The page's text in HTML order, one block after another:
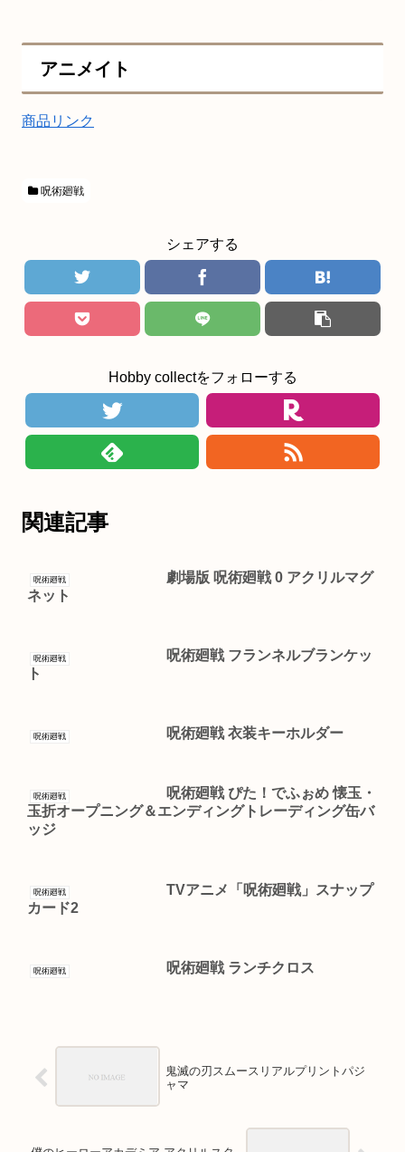
アニメイト
商品リンク
呪術廻戦
シェアする
Hobby collectをフォローする
関連記事
呪術廻戦
劇場版 呪術廻戦 0 アクリルマグ
ネット
呪術廻戦
呪術廻戦 フランネルブランケッ
ト
呪術廻戦 呪術廻戦 衣装キーホルダー
呪術廻戦
呪術廻戦 ぴた！でふぉめ 懐玉・
玉折オープニング＆エンディングトレーディング缶バ
ッジ
呪術廻戦
TVアニメ「呪術廻戦」スナップ
カード2
呪術廻戦 呪術廻戦 ランチクロス
鬼滅の刃スムースリアルプリントパジ
ャマ